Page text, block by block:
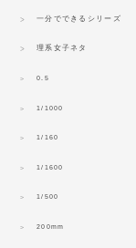
一分でできるシリーズ
理系女子ネタ
0.5
1/1000
1/160
1/1600
1/500
200mm